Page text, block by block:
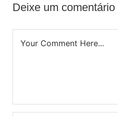
Deixe um comentário